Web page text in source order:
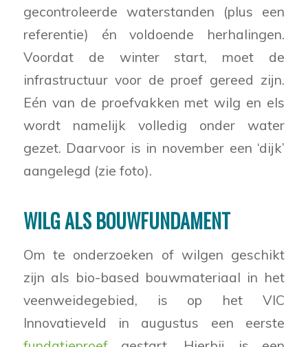
gecontroleerde waterstanden (plus een
referentie) én voldoende herhalingen.
Voordat de winter start, moet de
infrastructuur voor de proef gereed zijn.
Eén van de proefvakken met wilg en els
wordt namelijk volledig onder water
gezet. Daarvoor is in november een ‘dijk’
aangelegd (zie foto).
WILG ALS BOUWFUNDAMENT
Om te onderzoeken of wilgen geschikt
zijn als bio-based bouwmateriaal in het
veenweidegebied, is op het VIC
Innovatieveld in augustus een eerste